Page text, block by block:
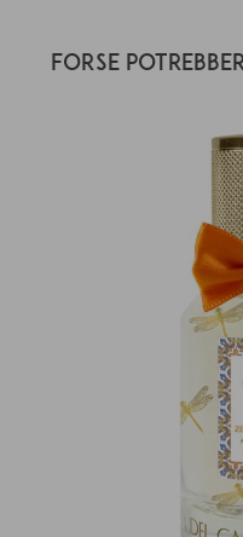
Forse